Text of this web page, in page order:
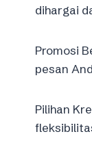
dihargai
Promosi
pesan
Pilihan